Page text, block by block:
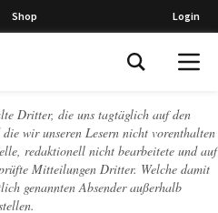
Shop Login
Dritter, die uns tagtäglich auf den
die wir unseren Lesern nicht vorenthalten
redaktionell nicht bearbeitete und auf
Mitteilungen Dritter. Welche damit
genannten Absender außerhalb